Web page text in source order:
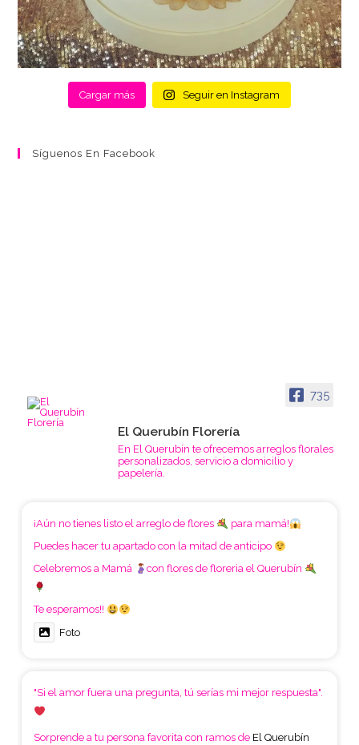
Cargar más Seguir en Instagram
Síguenos En Facebook
735
El Querubín Florería
En El Querubín te ofrecemos arreglos florales
personalizados, servicio a domicilio y
papelería.
¡Aún no tienes listo el arreglo de flores
para mamá!
Puedes hacer tu apartado con la mitad de anticipo
Celebremos a Mamá
con flores de floreria el Querubín
Te esperamos!!
Foto
"Si el amor fuera una pregunta, tú serías mi mejor respuesta".
Sorprende a tu persona favorita con ramos de El Querubín